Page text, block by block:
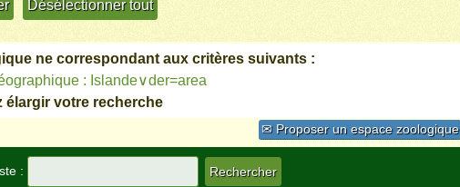
ne correspondant aux critères suivants :
: Islande∨der=area
élargir votre recherche
✉ Proposer un espace zoologique
: